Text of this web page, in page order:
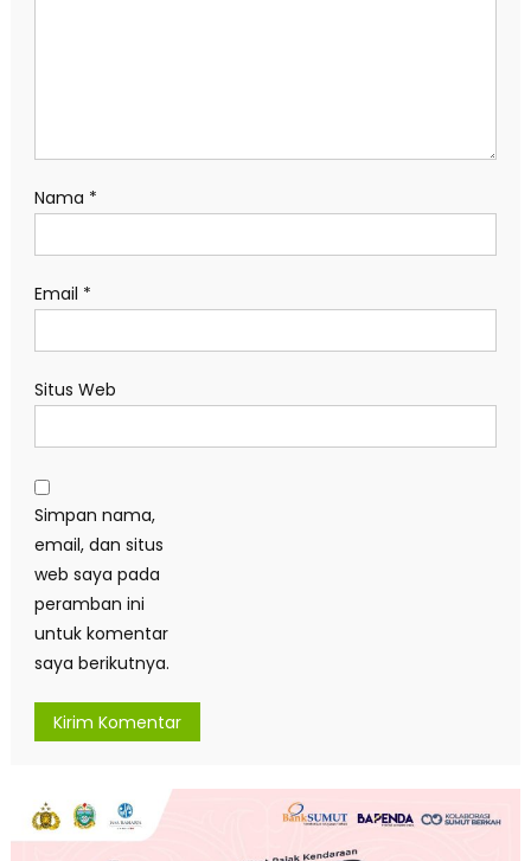
Nama *
Email *
Situs Web
Simpan nama,
email, dan situs
web saya pada
peramban ini
untuk komentar
saya berikutnya.